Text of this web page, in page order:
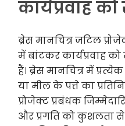
कार्यप्रवाह
ब्रेस मानचित्र जटिल
में बांटकर कार्यप्रवाह
हैं। ब्रेस मानचित्र में
या मील के पत्ते का
प्रोजेक्ट प्रबंधक
और प्रगति को कुशलता